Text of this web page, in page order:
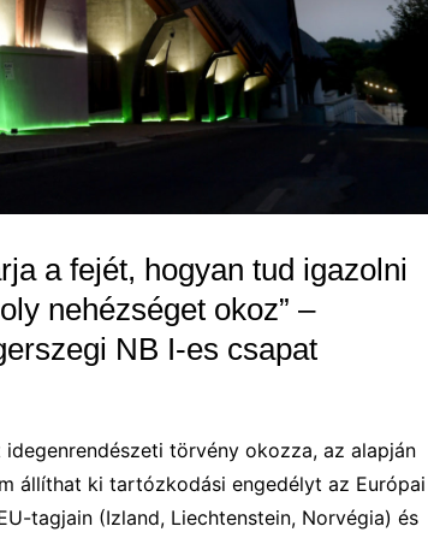
a fejét, hogyan tud igazolni
nehézséget okoz” –
NB I-es csapat
törvény okozza, az alapján
állíthat ki tartózkodási engedélyt az Európai
tagjain (Izland, Liechtenstein, Norvégia) és